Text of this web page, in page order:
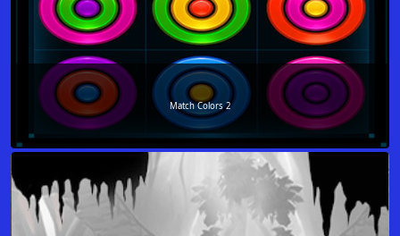
Match Colors 2